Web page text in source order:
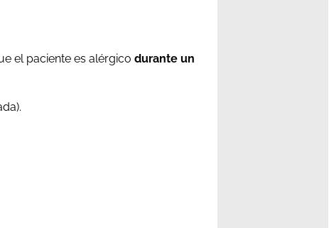
el paciente es alérgico durante un